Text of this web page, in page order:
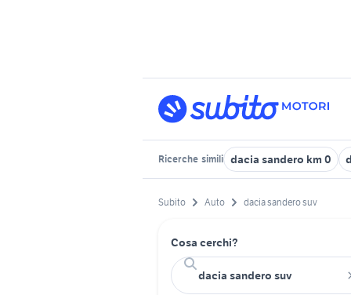
Ricerche simili dacia sandero km 0
Subito Auto dacia sandero suv
Cosa cerchi?